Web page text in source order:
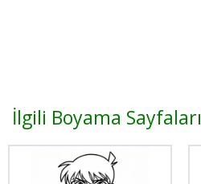
İlgili Boyama Sayfaları